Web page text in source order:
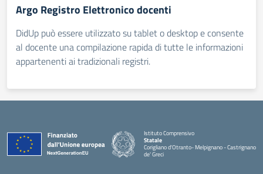
Argo Registro Elettronico docenti
DidUp può essere utilizzato su tablet o desktop e consente
al docente una compilazione rapida di tutte le informazioni
appartenenti ai tradizionali registri.
Istituto Comprensivo
Statale
Corigliano d'Otranto- Melpignano - Castrignano
de' Greci